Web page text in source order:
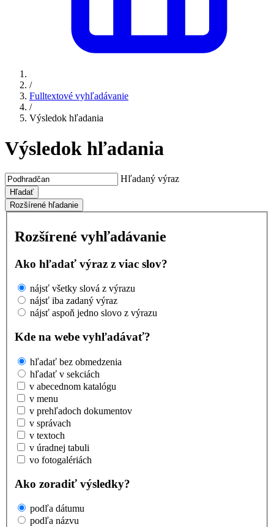
/
Fulltextové vyhľadávanie
/
Výsledok hľadania
Výsledok hľadania
Hľadaný výraz
Hľadať
Rozšírené hľadanie
Rozšírené vyhľadávanie
Ako hľadať výraz z viac slov?
nájsť všetky slová z výrazu
nájsť iba zadaný výraz
nájsť aspoň jedno slovo z výrazu
Kde na webe vyhľadávať?
hľadať bez obmedzenia
hľadať v sekciách
v abecednom katalógu
v menu
v prehľadoch dokumentov
v správach
v textoch
v úradnej tabuli
vo fotogalériách
Ako zoradiť výsledky?
podľa dátumu
podľa názvu